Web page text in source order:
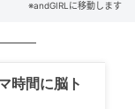
ンク
元記事で読む
※andGIRLに移動します
時間に脳ト